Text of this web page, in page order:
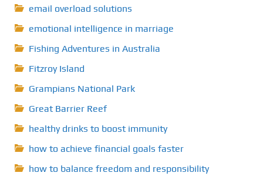
email overload solutions
emotional intelligence in marriage
Fishing Adventures in Australia
Fitzroy Island
Grampians National Park
Great Barrier Reef
healthy drinks to boost immunity
how to achieve financial goals faster
how to balance freedom and responsibility